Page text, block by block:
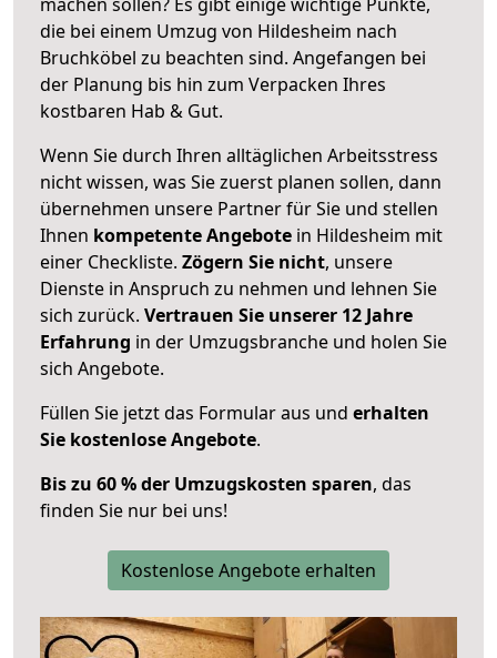
die bei einem Umzug von Hildesheim nach
Bruchköbel zu beachten sind. Angefangen bei
der Planung bis hin zum Verpacken Ihres
kostbaren Hab & Gut.
Wenn Sie durch Ihren alltäglichen Arbeitsstress
nicht wissen, was Sie zuerst planen sollen, dann
übernehmen unsere Partner für Sie und stellen
Ihnen kompetente Angebote in Hildesheim mit
einer Checkliste. Zögern Sie nicht, unsere
Dienste in Anspruch zu nehmen und lehnen Sie
sich zurück. Vertrauen Sie unserer 12 Jahre
Erfahrung in der Umzugsbranche und holen Sie
sich Angebote.
Füllen Sie jetzt das Formular aus und erhalten
Sie kostenlose Angebote.
Bis zu 60 % der Umzugskosten sparen, das
finden Sie nur bei uns!
Kostenlose Angebote erhalten